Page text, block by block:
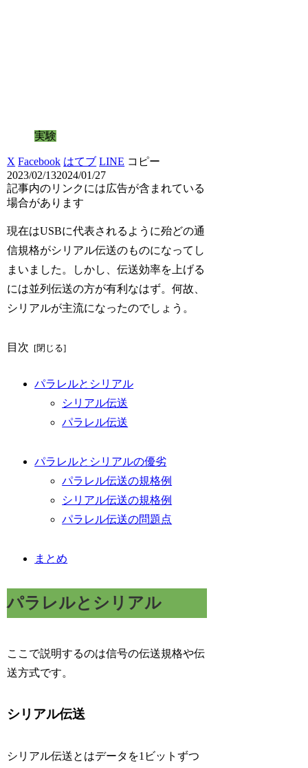
実験
X Facebook はてブ LINE コピー
2023/02/132024/01/27
記事内のリンクには広告が含まれている
場合があります
現在はUSBに代表されるように殆どの通
信規格がシリアル伝送のものになってし
まいました。しかし、伝送効率を上げる
には並列伝送の方が有利なはず。何故、
シリアルが主流になったのでしょう。
目次
パラレルとシリアル
シリアル伝送
パラレル伝送
パラレルとシリアルの優劣
パラレル伝送の規格例
シリアル伝送の規格例
パラレル伝送の問題点
まとめ
パラレルとシリアル
ここで説明するのは信号の伝送規格や伝
送方式です。
シリアル伝送
シリアル伝送とはデータを1ビットずつ